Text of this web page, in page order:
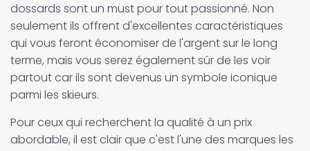
dossards sont un must pour tout passionné. Non
seulement ils offrent d'excellentes caractéristiques
qui vous feront économiser de l'argent sur le long
terme, mais vous serez également sûr de les voir
partout car ils sont devenus un symbole iconique
parmi les skieurs.
Pour ceux qui recherchent la qualité à un prix
abordable, il est clair que c'est l'une des marques les